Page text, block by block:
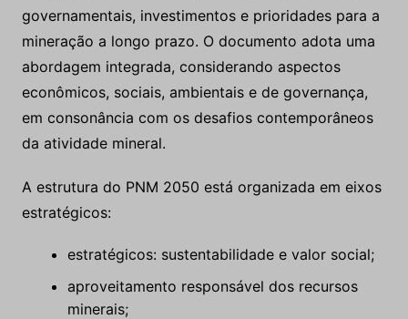
governamentais, investimentos e prioridades para a
mineração a longo prazo. O documento adota uma
abordagem integrada, considerando aspectos
econômicos, sociais, ambientais e de governança,
em consonância com os desafios contemporâneos
da atividade mineral.
A estrutura do PNM 2050 está organizada em eixos
estratégicos:
estratégicos: sustentabilidade e valor social;
aproveitamento responsável dos recursos
minerais;